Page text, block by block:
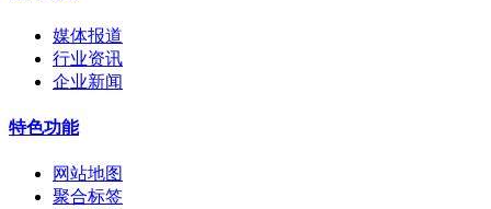
媒体报道
行业资讯
企业新闻
特色功能
网站地图
聚合标签